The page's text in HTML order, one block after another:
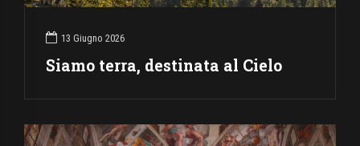
13 Giugno 2026
Siamo terra, destinata al Cielo